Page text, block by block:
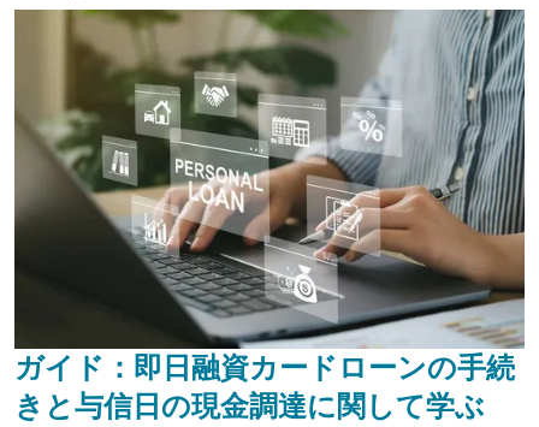
ガイド：即日融資カードローンの手続
きと与信日の現金調達に関して学ぶ